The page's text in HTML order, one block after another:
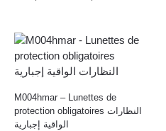
M004hmar – Lunettes de
protection obligatoires النظارات
الواقية إجبارية